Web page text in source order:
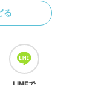
る